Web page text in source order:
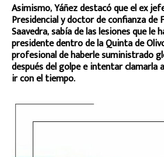
Asimismo, Yáñez destacó que el ex
Presidencial y doctor de confianza de
Saavedra, sabía de las lesiones que le
presidente dentro de la Quinta de
profesional de haberle suministrado
después del golpe e intentar clamarla
ir con el tiempo.